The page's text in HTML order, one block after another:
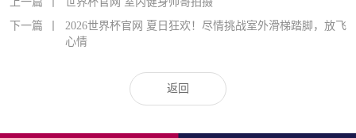
下一篇
2026世界杯官网 夏日狂欢！尽情挑战室外滑梯踏脚，放飞
心情
返回